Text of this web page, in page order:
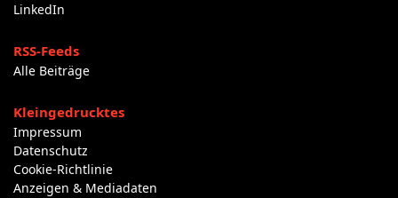
LinkedIn
RSS-Feeds
Alle Beiträge
Kleingedrucktes
Impressum
Datenschutz
Cookie-Richtlinie
Anzeigen & Mediadaten